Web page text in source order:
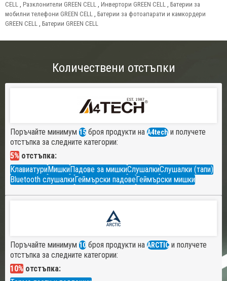
CELL , Разклонители GREEN CELL , Инвертори GREEN CELL , Батерии за
мобилни телефони GREEN CELL , Батерии за фотоапарати и камкордери
GREEN CELL , Батерии GREEN CELL
Количествени отстъпки
Поръчайте минимум 15 броя продукти на A4tech и получете
отстъпка за следните категории:
5% отстъпка:
КлавиатуриМишкиПадове за мишкиСлушалкиСлушалки (тапи)
Bluetooth слушалкиГеймърски падовеГеймърски мишки
Поръчайте минимум 10 броя продукти на ARCTIC и получете
отстъпка за следните категории:
10% отстъпка: